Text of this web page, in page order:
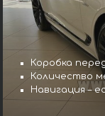
Коробка
Количество
Навигация –
Коробка
Количество
Навигация –